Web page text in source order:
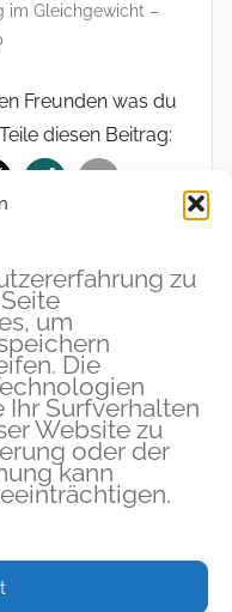
zu
um
Die
Surfverhalten
Website zu
oder der
kann
im Gleichgewicht –
Freunden was du
diesen Beitrag:
PDF 🧘
(Video)•